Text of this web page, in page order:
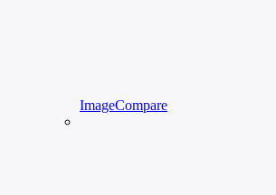
ImageCompare